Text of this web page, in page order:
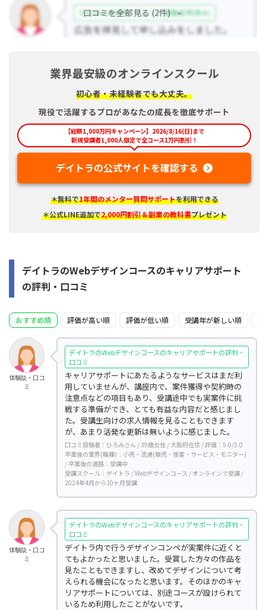
口コミを全部見る (2件)
業界最安級のオンラインスクール
初心者・未経験者でも大丈夫。
現役で活躍するプロがあなたの成長を徹底サポート
【総額1,000万円キャンペーン】2026/8/16(日)まで
新規受講者1,000人限定で全コース1万円割引！
デイトラの公式サイトを確認する
＊無料で1年間のメンター質問サポートを利用できる
＊公式LINE追加で2,000円割引＆副業の教科書プレゼント
デイトラのWebデザインコースのキャリアサポート
の評判・口コミ
おすすめ順 評価が高い順 評価が低い順 受講年が新しい順
体験談・口コ
ミ
デイトラのWebデザインコースのキャリアサポートの評判・
口コミ
キャリアサポートにあたるようなサービスはまだ利
用していませんが、講座内で、案件獲得や契約時の
注意点などの項目もあり、受講途中でも実案件に挑
戦する準備ができ、とても有益な内容だと感じまし
た。受講生向けの求人情報を見ることもできます
が、あまり活発な更新は無いように感じました。
口コミ投稿者：ひろみさん / 39歳女性 / 大阪府在住 / 評価：5.0/5.0
卒業後の業界(職種)：小売・流通(販売・接客・サービス・モニター)
/ 卒業後の進路：受講中
受講スクール：デイトラ / Webデザインコース / オンラインで受講 /
2024年4月から10ヶ月受講
体験談・口コ
ミ
デイトラのWebデザインコースのキャリアサポートの評判・
口コミ
デイトラ内で行うデザインコンペが実案件に近くと
てもよかったと思いました。受賞した方々の作品を
見たこともできますし、改めてデザインについて考
えられる機会になったと思います。そのほかのキャ
リアサポートについては、別途コースが設けられて
いるため利用したことがないです。